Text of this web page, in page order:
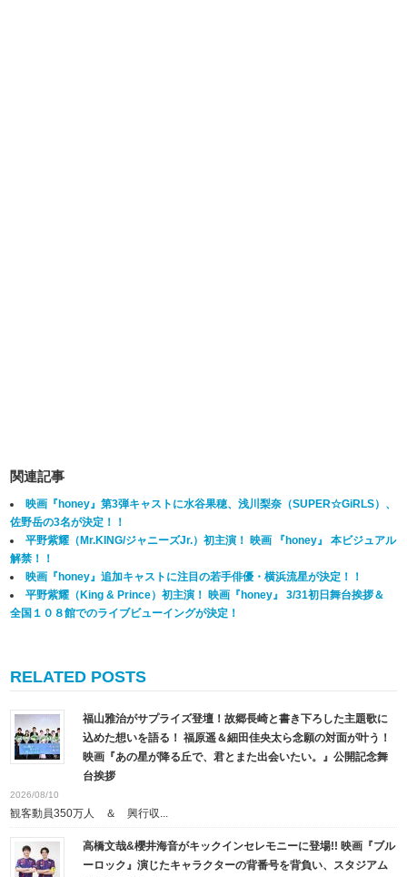
関連記事
映画『honey』第3弾キャストに水谷果穂、浅川梨奈（SUPER☆GiRLS）、
佐野岳の3名が決定！！
平野紫耀（Mr.KING/ジャニーズJr.）初主演！ 映画 『honey』 本ビジュアル
解禁！！
映画『honey』追加キャストに注目の若手俳優・横浜流星が決定！！
平野紫耀（King & Prince）初主演！ 映画『honey』 3/31初日舞台挨拶＆
全国１０８館でのライブビューイングが決定！
RELATED POSTS
福山雅治がサプライズ登壇！故郷長崎と書き下ろした主題歌に
込めた想いを語る！ 福原遥＆細田佳央太ら念願の対面が叶う！
映画『あの星が降る丘で、君とまた出会いたい。』公開記念舞
台挨拶
2026/08/10
観客動員350万人 ＆ 興行収...
高橋文哉&櫻井海音がキックインセレモニーに登場!! 映画『ブル
ーロック』演じたキャラクターの背番号を背負い、スタジアム